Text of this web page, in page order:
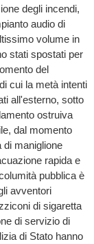
degli incendi,
audio di
volume in
stati spostati per
del
cui la metà intenti
all'esterno, sotto
ostruiva
dal momento
di maniglione
rapida e
pubblica è
avventori
di sigaretta
di servizio di
di Stato hanno